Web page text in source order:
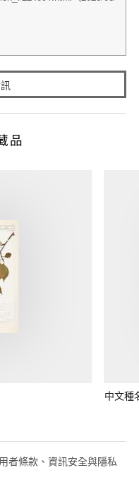
品
中文種
者條款、資訊安全與隱私